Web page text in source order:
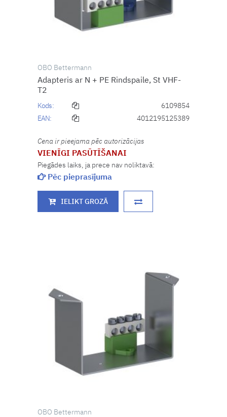
OBO Bettermann
Adapteris ar N + PE Rindspaile, St VHF-
T2
Kods:
6109854
EAN:
4012195125389
Cena ir pieejama pēc autorizācijas
VIENĪGI PASŪTĪŠANAI
Piegādes laiks, ja prece nav noliktavā:
Pēc pieprasījuma
IELIKT GROZĀ
OBO Bettermann